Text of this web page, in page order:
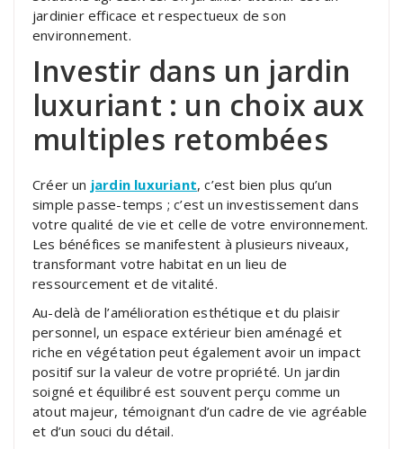
jardinier efficace et respectueux de son
environnement.
Investir dans un jardin
luxuriant : un choix aux
multiples retombées
Créer un jardin luxuriant, c’est bien plus qu’un
simple passe-temps ; c’est un investissement dans
votre qualité de vie et celle de votre environnement.
Les bénéfices se manifestent à plusieurs niveaux,
transformant votre habitat en un lieu de
ressourcement et de vitalité.
Au-delà de l’amélioration esthétique et du plaisir
personnel, un espace extérieur bien aménagé et
riche en végétation peut également avoir un impact
positif sur la valeur de votre propriété. Un jardin
soigné et équilibré est souvent perçu comme un
atout majeur, témoignant d’un cadre de vie agréable
et d’un souci du détail.